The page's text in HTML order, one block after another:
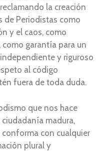
la creación
de Periodistas como
y el caos, como
garantía para un
y riguroso
al código
fuera de toda duda.
que nos hace
madura,
con cualquier
plural y